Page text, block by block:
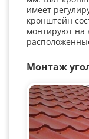
имеет
кронштейн
монтируют на
Монтаж